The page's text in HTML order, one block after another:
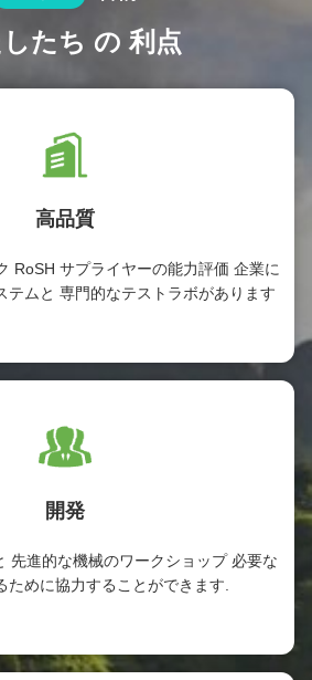
たち の 利点
高品質
RoSH サプライヤーの能力評価 企業に
テムと 専門的なテストラボがあります
開発
先進的な機械のワークショップ 必要な
ために協力することができます.